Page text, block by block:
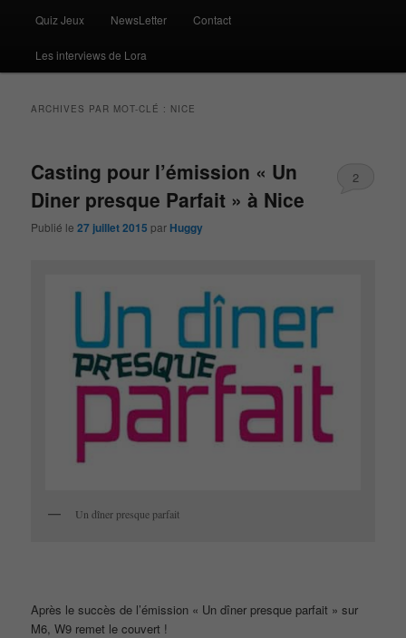
Quiz Jeux NewsLetter Contact
Les interviews de Lora
ARCHIVES PAR MOT-CLÉ : NICE
Casting pour l’émission « Un
Diner presque Parfait » à Nice
Publié le27 juillet 2015 par Huggy
2
Un dîner presque parfait
Après le succès de l’émission « Un dîner presque parfait » sur
M6, W9 remet le couvert !